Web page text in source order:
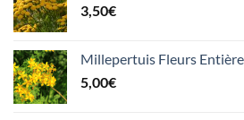
3,50€
Millepertuis Fleurs
5,00€